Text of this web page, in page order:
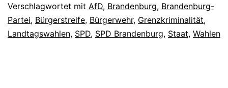
Verschlagwortet mit AfD, Brandenburg, Brandenburg-
Partei, Bürgerstreife, Bürgerwehr, Grenzkriminalität,
Landtagswahlen, SPD, SPD Brandenburg, Staat, Wahlen